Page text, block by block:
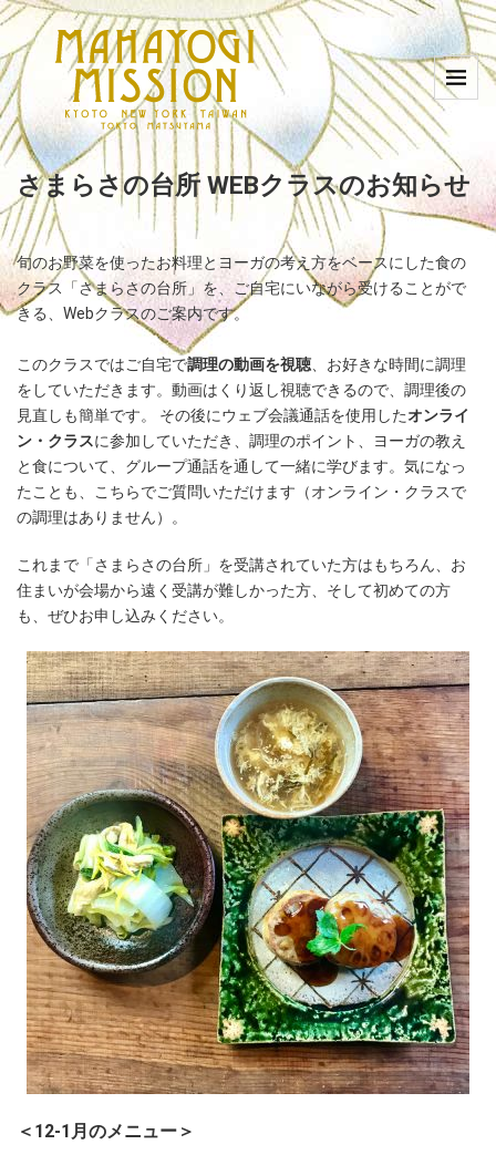
さまらさの台所 WEBクラスのお知らせ
旬のお野菜を使ったお料理とヨーガの考え方をベースにした食の
クラス「さまらさの台所」を、ご自宅にいながら受けることがで
きる、Webクラスのご案内です。
このクラスではご自宅で調理の動画を視聴 、お好きな時間に調理
をしていただきます。動画はくり返し視聴できるので、調理後の
見直しも簡単です。 その後にウェブ会議通話を使用したオンライ
ン・クラスに参加していただき、調理のポイント、ヨーガの教え
と食について、グループ通話を通して一緒に学びます。気になっ
たことも、こちらでご質問いただけます（オンライン・クラスで
の調理はありません）。
これまで「さまらさの台所」を受講されていた方はもちろん、お
住まいが会場から遠く受講が難しかった方、そして初めての方
も、ぜひお申し込みください。
＜12-1月のメニュー＞